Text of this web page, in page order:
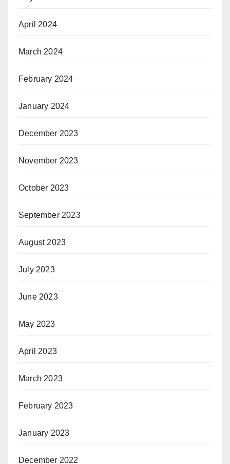
April 2024
March 2024
February 2024
January 2024
December 2023
November 2023
October 2023
September 2023
August 2023
July 2023
June 2023
May 2023
April 2023
March 2023
February 2023
January 2023
December 2022